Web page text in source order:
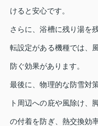
けると安心です。
さらに、浴槽に残り湯を
転設定がある機種では、
防ぐ効果があります。
最後に、物理的な防雪対
ト周辺への庇や風除け、
の付着を防ぎ、熱交換効